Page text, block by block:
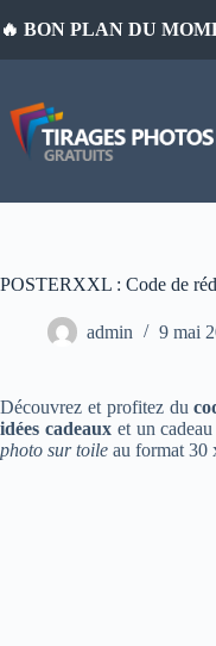
au
🔥 BON PLAN DU
POSTERXXL : Code de
admin 9 mai
Découvrez et profitez du
idées cadeauxet un cadeau
photo sur toile au format 30